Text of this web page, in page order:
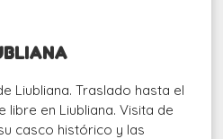
Liubliana. Traslado hasta el
libre en Liubliana. Visita de
casco histórico y las